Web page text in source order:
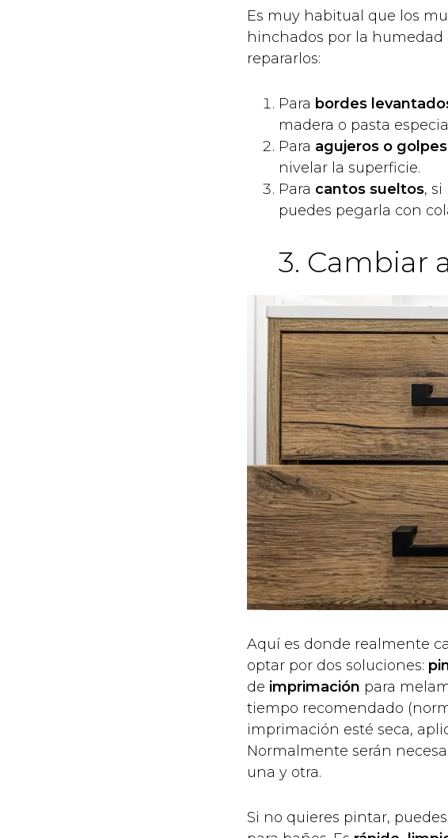
Es muy habitual que los
hinchados por la humedad
repararlos:
Para bordes
madera o pasta
Para agujeros o golpes
nivelar la superficie.
Para cantos sueltos,
puedes pegarla con
3. Cambiar
Aquí es donde realmente
optar por dos soluciones:
de imprimación para
tiempo recomendado
imprimación esté seca,
Normalmente serán
una y otra.
Si no quieres pintar,